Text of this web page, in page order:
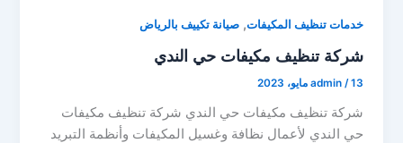
خدمات تنظيف المكيفات,صيانة تكييف بالرياض
شركة تنظيف مكيفات حي الندي
admin /13 مايو، 2023
شركة تنظيف مكيفات حي الندي شركة تنظيف مكيفات
حي الندي لأعمال نظافة وغسيل المكيفات وأنظمة التبريد